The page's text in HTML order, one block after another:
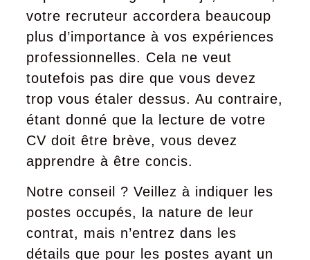
votre recruteur accordera beaucoup
plus d’importance à vos expériences
professionnelles. Cela ne veut
toutefois pas dire que vous devez
trop vous étaler dessus. Au contraire,
étant donné que la lecture de votre
CV doit être brève, vous devez
apprendre à être concis.
Notre conseil ? Veillez à indiquer les
postes occupés, la nature de leur
contrat, mais n’entrez dans les
détails que pour les postes ayant un